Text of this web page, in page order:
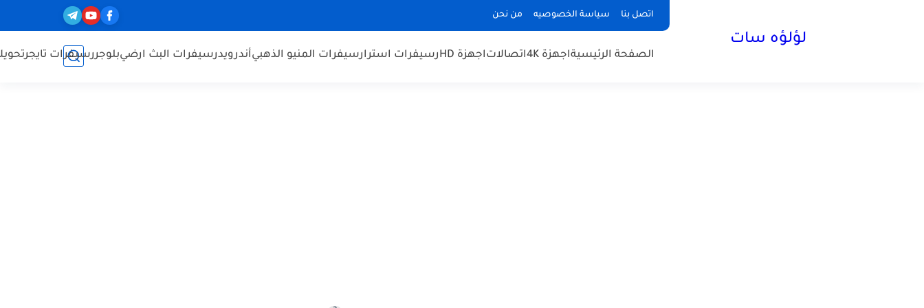
اتصل بنا سياسة الخصوصيه من نحن
لؤلؤه سات
الصفحة الرئيسيةاجهزة 4K اتصالاتاجهزة HD رسيفرات استرارسيفرات المنيو الذهبيأندرويدرسيفرات البث ارضيبلوجررسيفرات تايجر